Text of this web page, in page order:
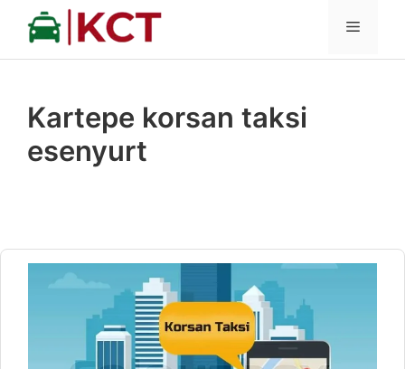
İçeriğe
MENÜ
Kartepe korsan taksi
esenyurt